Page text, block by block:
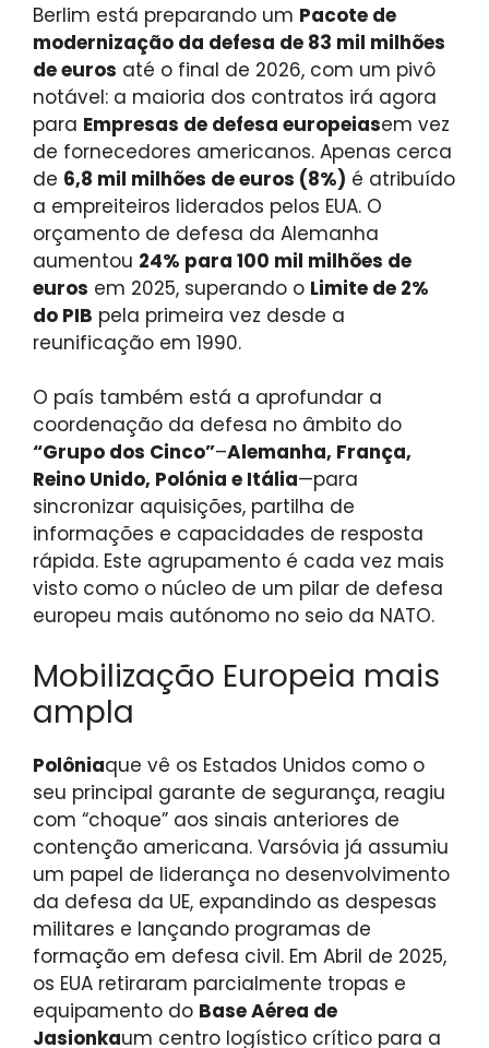
Berlim está preparando um Pacote de
modernização da defesa de 83 mil milhões
de euros até o final de 2026, com um pivô
notável: a maioria dos contratos irá agora
para Empresas de defesa europeiasem vez
de fornecedores americanos. Apenas cerca
de 6,8 mil milhões de euros (8%) é atribuído
a empreiteiros liderados pelos EUA. O
orçamento de defesa da Alemanha
aumentou 24% para 100 mil milhões de
euros em 2025, superando o Limite de 2%
do PIB pela primeira vez desde a
reunificação em 1990.
O país também está a aprofundar a
coordenação da defesa no âmbito do
“Grupo dos Cinco”–Alemanha, França,
Reino Unido, Polónia e Itália—para
sincronizar aquisições, partilha de
informações e capacidades de resposta
rápida. Este agrupamento é cada vez mais
visto como o núcleo de um pilar de defesa
europeu mais autónomo no seio da NATO.
Mobilização Europeia mais
ampla
Polôniaque vê os Estados Unidos como o
seu principal garante de segurança, reagiu
com “choque” aos sinais anteriores de
contenção americana. Varsóvia já assumiu
um papel de liderança no desenvolvimento
da defesa da UE, expandindo as despesas
militares e lançando programas de
formação em defesa civil. Em Abril de 2025,
os EUA retiraram parcialmente tropas e
equipamento do Base Aérea de
Jasionkaum centro logístico crítico para a